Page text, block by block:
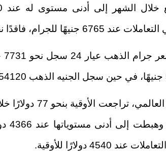
فاقدًا نحو 190 جنيهًا مقارنة ببداية الشهر.
وعلى الصعيد
4540 دولارًا للأوقية.